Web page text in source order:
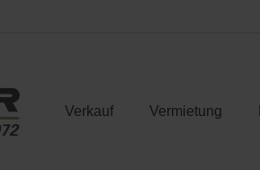
Verkauf Vermietung